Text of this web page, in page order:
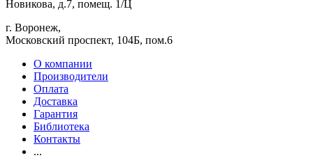
Новикова, д.7, помещ. 1/Ц
г. Воронеж,
​Московский проспект, 104Б, пом.6
О компании
Производители
Оплата
Доставка
Гарантия
Библиотека
Контакты
...